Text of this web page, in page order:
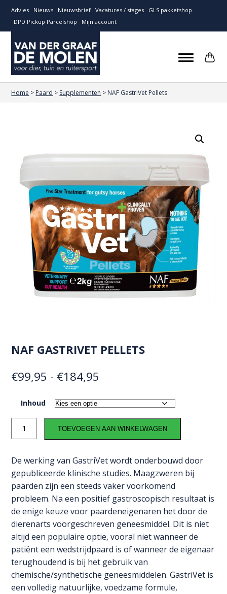
Advies Nieuws Nieuwsbrief Vacatures / stages
GLS pakketshop
DPD Pickup Parcelshop
Mijn account
Home > Paard > Supplementen > NAF GastriVet Pellets
NAF GASTRIVET PELLETS
€99,95 - €184,95
tot
€184,95
Inhoud
GastriVet
aantal
TOEVOEGEN AAN WINKELWAGEN
De werking van GastriVet wordt onderbouwd door
gepubliceerde klinische studies. Maagzweren bij
paarden zijn een steeds vaker voorkomend
probleem. Na een positief gastroscopisch resultaat is
de enige keuze voor paardeneigenaren het door de
dierenarts voorgeschreven geneesmiddel. Dit is niet
altijd een populaire optie, vooral niet wanneer de
patiënt een wedstrijdpaard is of wanneer de eigenaar
terughoudend is bij het gebruik van
chemische/synthetische geneesmiddelen. GastriVet is
een volledig natuurlijke, voedzame formule,